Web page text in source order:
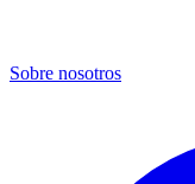
Sobre nosotros